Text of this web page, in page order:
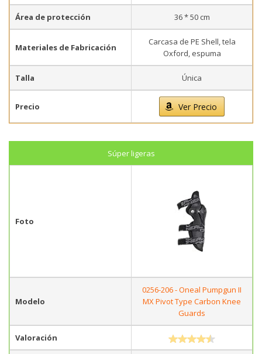
Área de protección 36 * 50 cm
Materiales de Fabricación
Carcasa de PE Shell, tela
Oxford, espuma
Talla Única
Precio Ver Precio
Súper ligeras
Foto
Modelo
0256-206 - Oneal Pumpgun II
MX Pivot Type Carbon Knee
Guards
Valoración